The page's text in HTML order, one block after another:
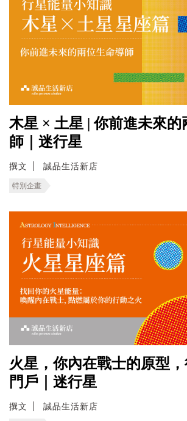
木星 × 土星 | 你前進未來的
師｜迷行星
撰文 誠品生活新店
特別企畫
火星，你內在戰士的原型
門戶｜迷行星
撰文 誠品生活新店